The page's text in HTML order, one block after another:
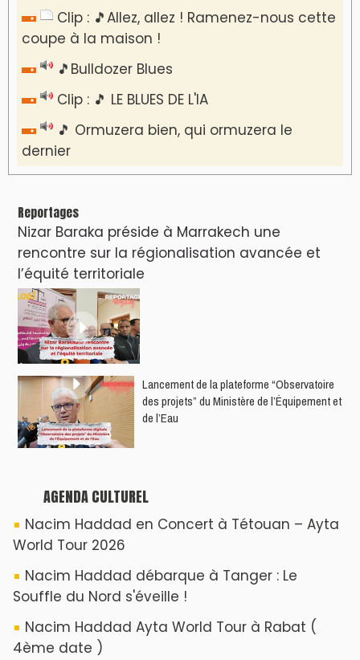
Clip : 🎵Allez, allez ! Ramenez-nous cette
coupe à la maison !
🎵Bulldozer Blues
Clip : 🎵 LE BLUES DE L'IA
🎵 Ormuzera bien, qui ormuzera le
dernier
Reportages
Nizar Baraka préside à Marrakech une
rencontre sur la régionalisation avancée et
l’équité territoriale
​Lancement de la plateforme “Observatoire
des projets” du Ministère de l’Équipement et
de l’Eau
AGENDA CULTUREL
Nacim Haddad en Concert à Tétouan – Ayta
World Tour 2026
Nacim Haddad débarque à Tanger : Le
Souffle du Nord s'éveille !
Nacim Haddad Ayta World Tour à Rabat (
4ème date )